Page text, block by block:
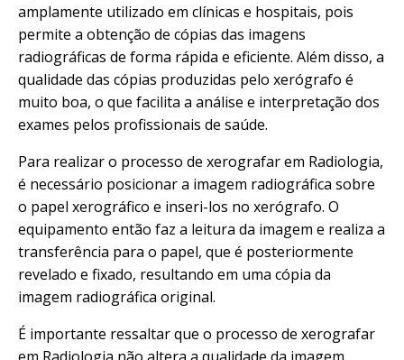
amplamente utilizado em clínicas e hospitais, pois
permite a obtenção de cópias das imagens
radiográficas de forma rápida e eficiente. Além disso, a
qualidade das cópias produzidas pelo xerógrafo é
muito boa, o que facilita a análise e interpretação dos
exames pelos profissionais de saúde.
Para realizar o processo de xerografar em Radiologia,
é necessário posicionar a imagem radiográfica sobre
o papel xerográfico e inseri-los no xerógrafo. O
equipamento então faz a leitura da imagem e realiza a
transferência para o papel, que é posteriormente
revelado e fixado, resultando em uma cópia da
imagem radiográfica original.
É importante ressaltar que o processo de xerografar